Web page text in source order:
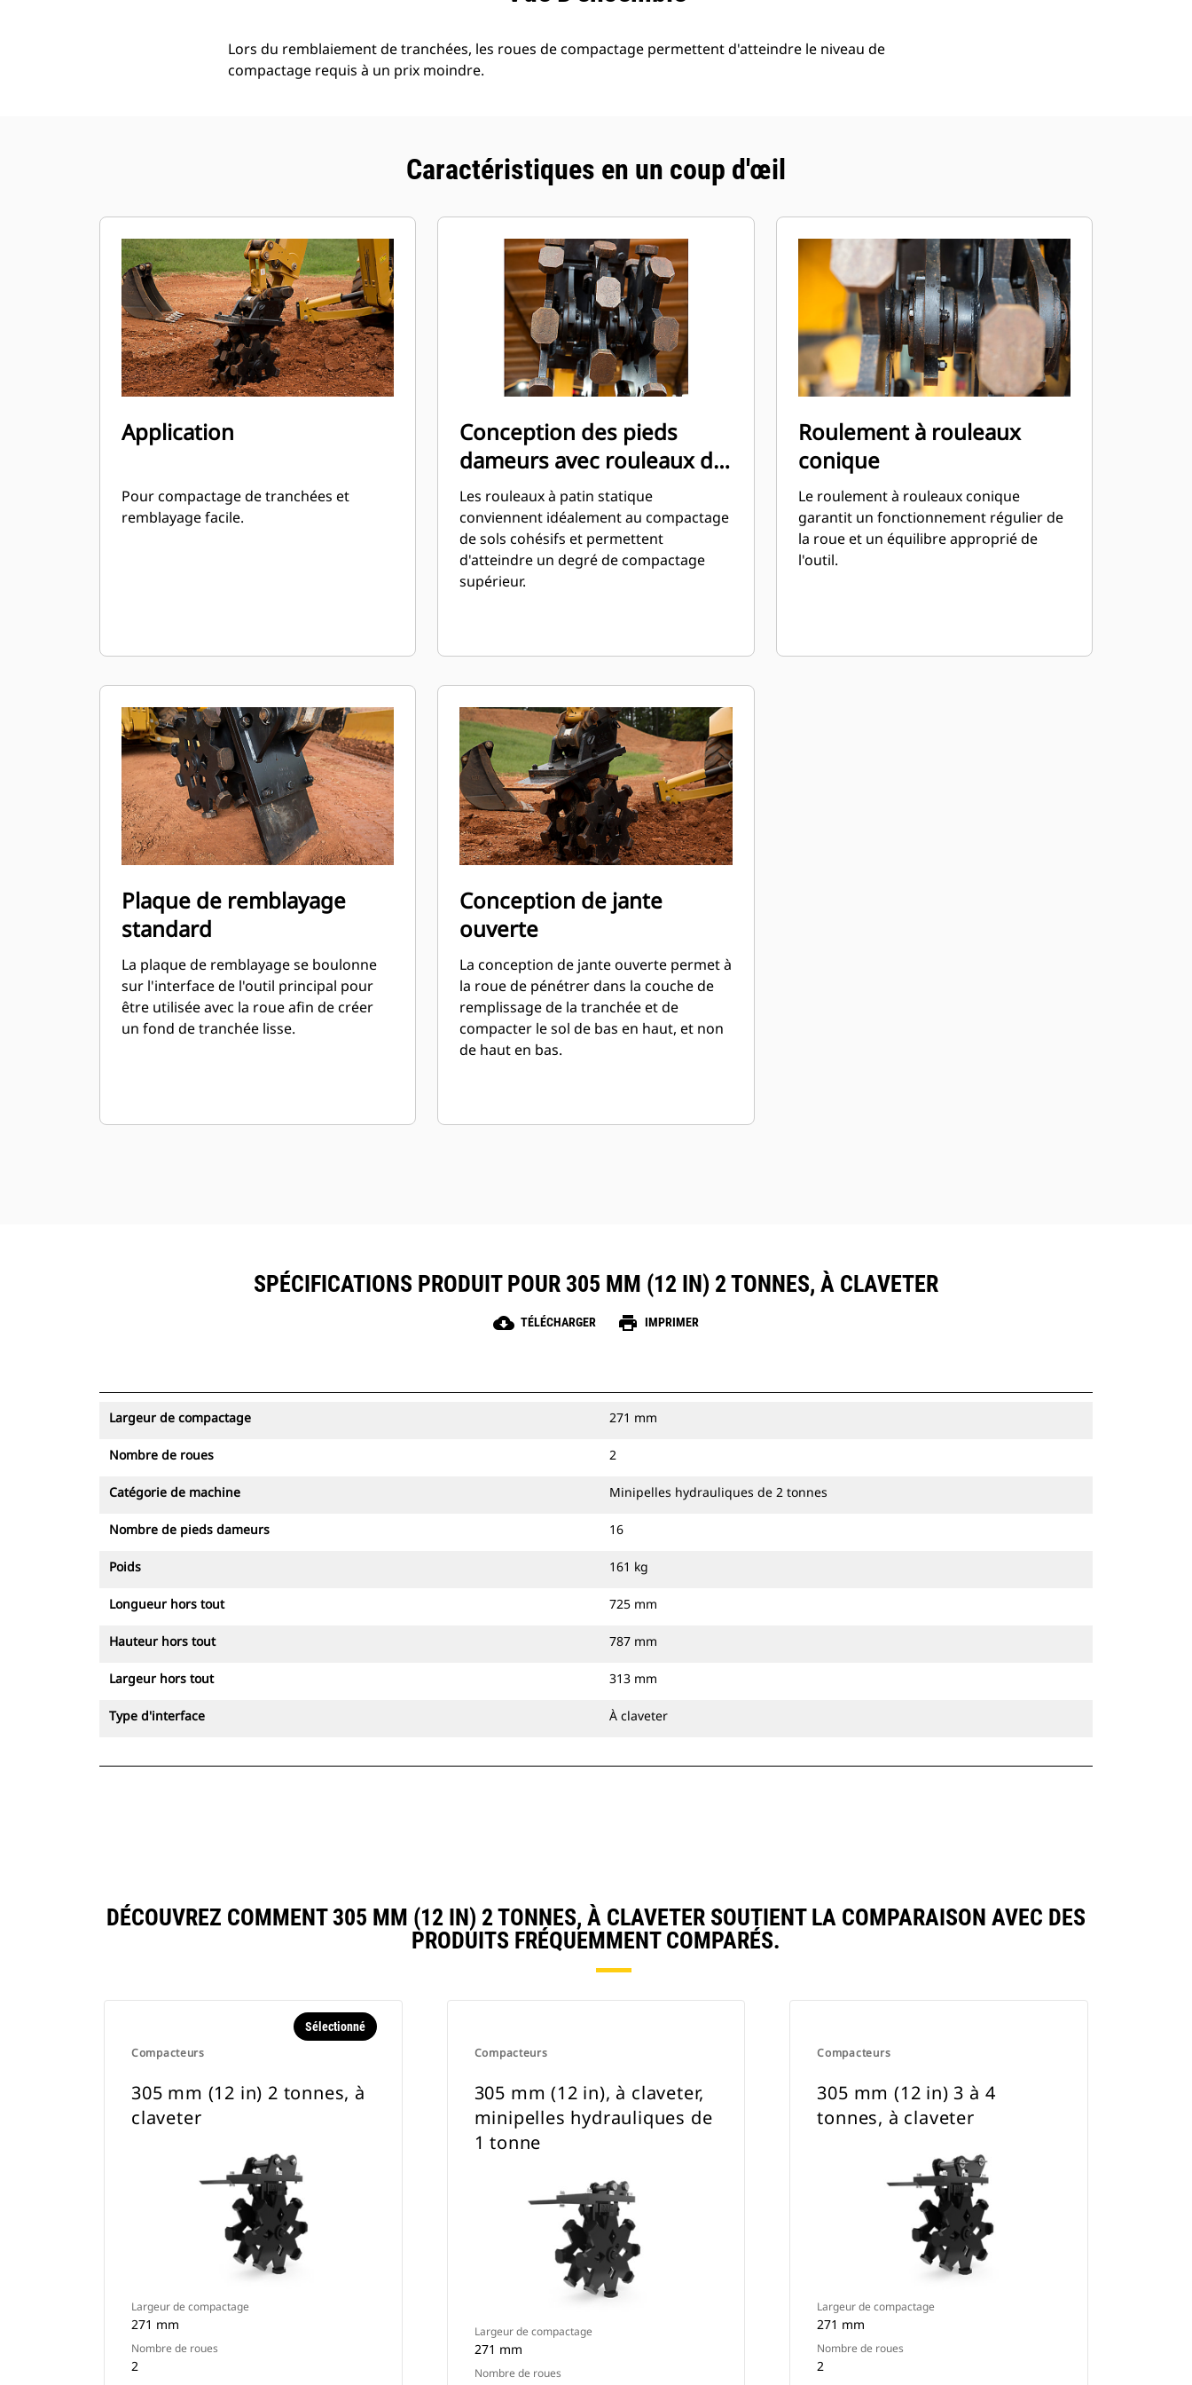
Lors du remblaiement de tranchées, les roues de compactage permettent d'atteindre le niveau de
compactage requis à un prix moindre.
Caractéristiques en un coup d'œil
Application
Pour compactage de tranchées et
remblayage facile.
Conception des pieds
dameurs avec rouleaux de
patin statiques
Les rouleaux à patin statique
conviennent idéalement au compactage
de sols cohésifs et permettent
d'atteindre un degré de compactage
supérieur.
Roulement à rouleaux
conique
Le roulement à rouleaux conique
garantit un fonctionnement régulier de
la roue et un équilibre approprié de
l'outil.
Plaque de remblayage
standard
La plaque de remblayage se boulonne
sur l'interface de l'outil principal pour
être utilisée avec la roue afin de créer
un fond de tranchée lisse.
Conception de jante
ouverte
La conception de jante ouverte permet à
la roue de pénétrer dans la couche de
remplissage de la tranchée et de
compacter le sol de bas en haut, et non
de haut en bas.
SPÉCIFICATIONS PRODUIT POUR 305 MM (12 IN) 2 TONNES, À CLAVETER
cloud_download TÉLÉCHARGER print IMPRIMER
Largeur de compactage 271 mm
Nombre de roues 2
Catégorie de machine Minipelles hydrauliques de 2 tonnes
Nombre de pieds dameurs 16
Poids 161 kg
Longueur hors tout 725 mm
Hauteur hors tout 787 mm
Largeur hors tout 313 mm
Type d'interface À claveter
DÉCOUVREZ COMMENT 305 MM (12 IN) 2 TONNES, À CLAVETER SOUTIENT LA COMPARAISON AVEC DES
PRODUITS FRÉQUEMMENT COMPARÉS.
Compacteurs
Sélectionné
305 mm (12 in) 2 tonnes, à
claveter
Largeur de compactage
271 mm
Nombre de roues
2
Compacteurs
305 mm (12 in), à claveter,
minipelles hydrauliques de
1 tonne
Largeur de compactage
271 mm
Nombre de roues
Compacteurs
305 mm (12 in) 3 à 4
tonnes, à claveter
Largeur de compactage
271 mm
Nombre de roues
2